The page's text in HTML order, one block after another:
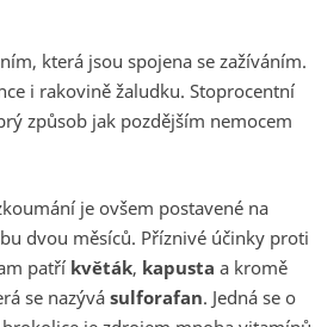
která jsou spojena se zažíváním.
i rakovině žaludku. Stoprocentní
způsob jak pozdějším nemocem
je ovšem postavené na
dvou měsíců. Příznivé účinky proti
patří květák, kapusta a kromě
se nazývá sulforafan. Jedná se o